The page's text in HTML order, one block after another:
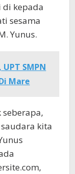
di kepada
sesama
Yunus.
SMPN
Mare
seberapa,
kita